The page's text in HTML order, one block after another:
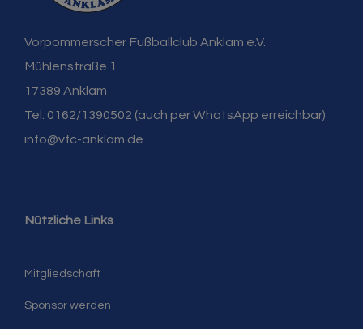
Vorpommerscher Fußballclub Anklam e.V.
Mühlenstraße 1
17389 Anklam
Tel. 0162/1390502 (auch per WhatsApp erreichbar)
info@vfc-anklam.de
Nützliche Links
Mitgliedschaft
Sponsor werden